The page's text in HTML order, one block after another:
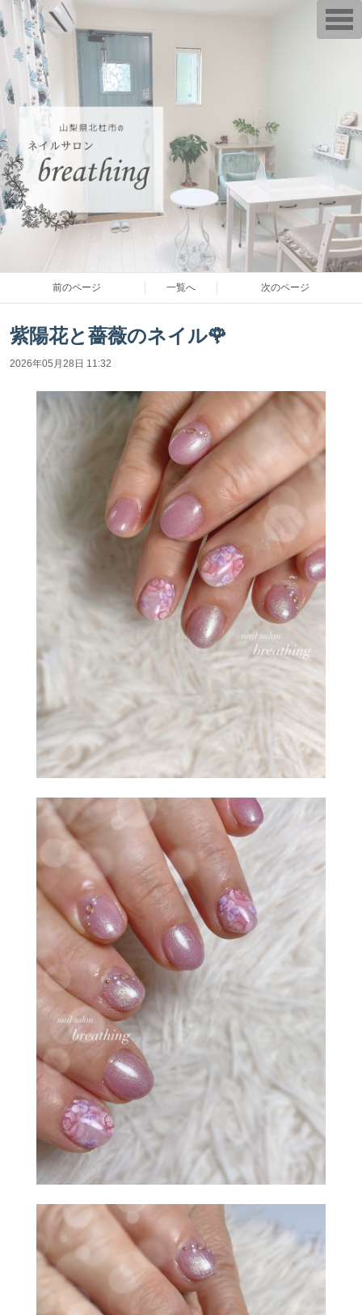
前のページ 一覧へ 次のページ
紫陽花と薔薇のネイル🌹
2026年05月28日 11:32
T
o
g
i
g
a
t
o
n